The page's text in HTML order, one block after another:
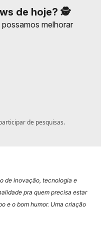
de hoje? 🕵️
melhorar
de pesquisas.
de inovação, tecnologia e
pra quem precisa estar
e o bom humor. Uma criação